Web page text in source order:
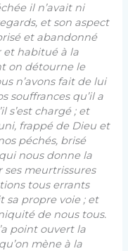
il n’avait ni
et son aspect
et abandonné
et habitué à la
on détourne le
n’avons fait de lui
souffrances qu’il a
s’est chargé ; et
frappé de Dieu et
péchés, brisé
nous donne la
ses meurtrissures
tous errants
sa propre voie ; et
de nous tous.
point ouvert la
mène à la